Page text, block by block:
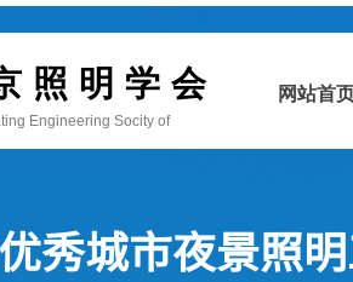
网站首
Engineering Socity of
秀城市夜景照
照明学会